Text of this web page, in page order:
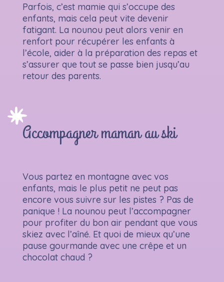
Parfois, c’est mamie qui s’occupe des
enfants, mais cela peut vite devenir
fatigant. La nounou peut alors venir en
renfort pour récupérer les enfants à
l’école, aider à la préparation des repas et
s’assurer que tout se passe bien jusqu’au
retour des parents.
Accompagner maman au ski
Vous partez en montagne avec vos
enfants, mais le plus petit ne peut pas
encore vous suivre sur les pistes ? Pas de
panique ! La nounou peut l’accompagner
pour profiter du bon air pendant que vous
skiez avec l’aîné. Et quoi de mieux qu’une
pause gourmande avec une crêpe et un
chocolat chaud ?